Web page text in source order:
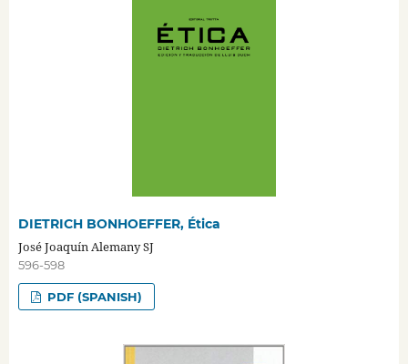
DIETRICH BONHOEFFER, Ética
José Joaquín Alemany SJ
596-598
PDF (SPANISH)